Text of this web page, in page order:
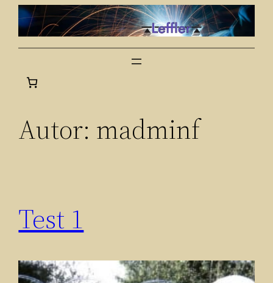
Zum
Inhalt
springen
Autor: madminf
Test 1